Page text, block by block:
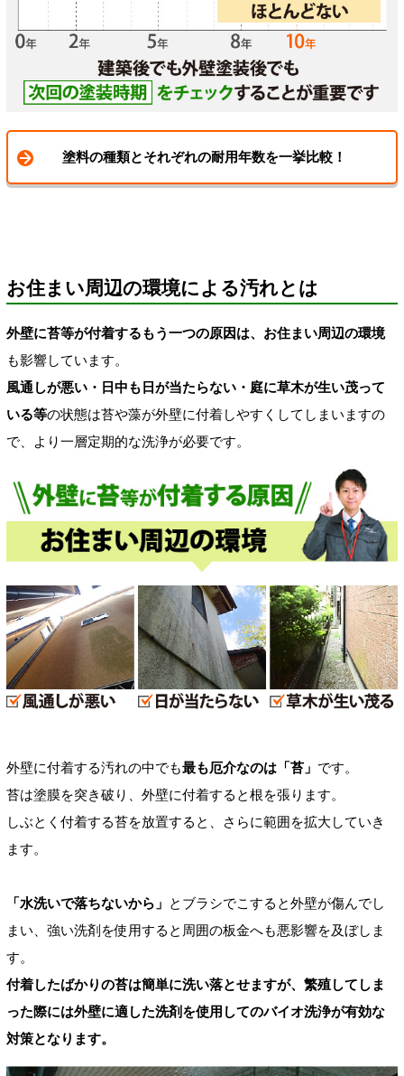
塗料の種類とそれぞれの耐用年数を一挙比較！
お住まい周辺の環境による汚れとは
外壁に苔等が付着するもう一つの原因は、お住まい周辺の環境
も影響しています。
風通しが悪い・日中も日が当たらない・庭に草木が生い茂って
いる等の状態は苔や藻が外壁に付着しやすくしてしまいますの
で、より一層定期的な洗浄が必要です。
外壁に付着する汚れの中でも最も厄介なのは「苔」 です。
苔は塗膜を突き破り、外壁に付着すると根を張ります。
しぶとく付着する苔を放置すると、さらに範囲を拡大していき
ます。
「水洗いで落ちないから」 とブラシでこすると外壁が傷んでし
まい、強い洗剤を使用すると周囲の板金へも悪影響を及ぼしま
す。
付着したばかりの苔は簡単に洗い落とせますが、繁殖してしま
った際には外壁に適した洗剤を使用してのバイオ洗浄が有効な
対策となります。